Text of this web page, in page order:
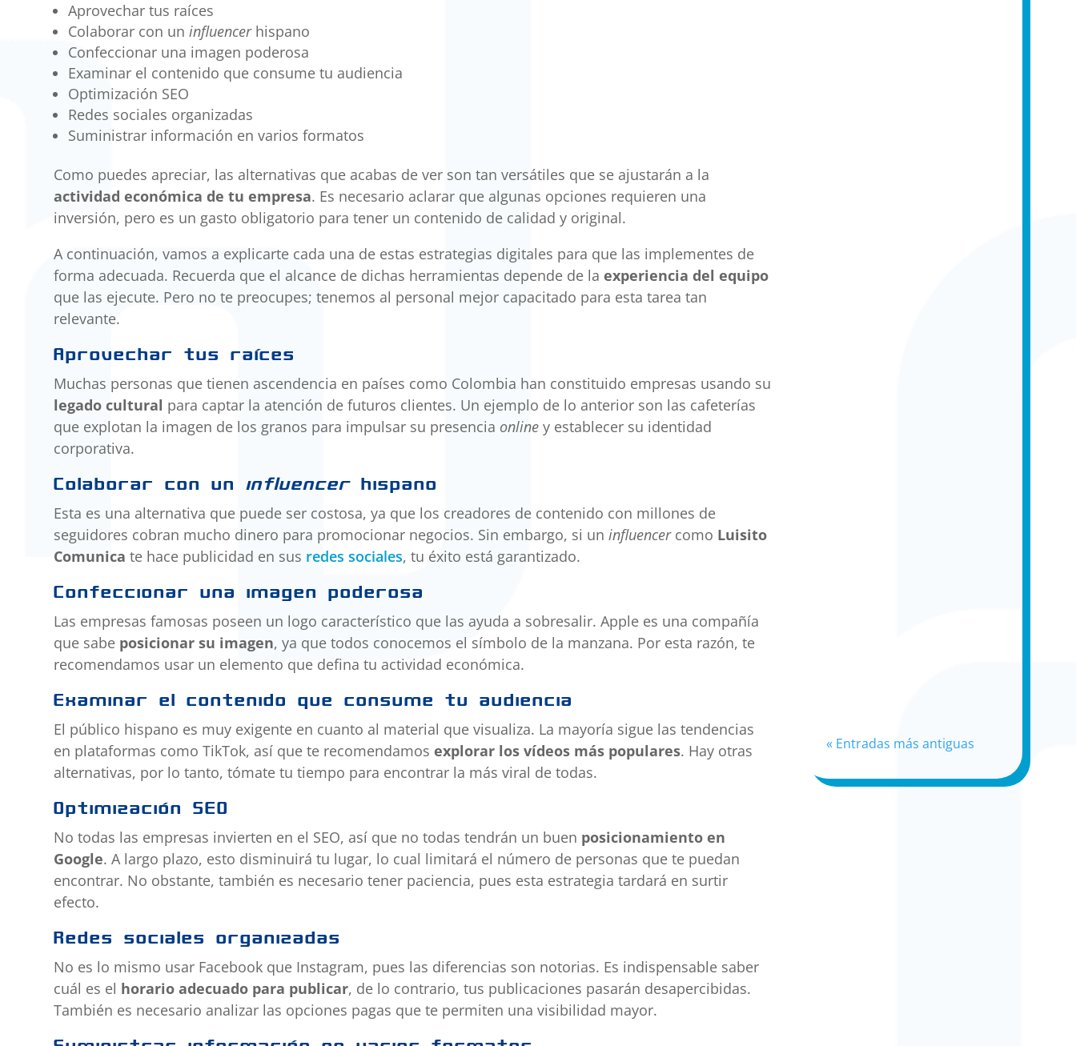
Aprovechar tus raíces
Colaborar con uninfluencerhispano
Confeccionar una imagen poderosa
Examinar el contenido que consume tu audiencia
Optimización SEO
Redes sociales organizadas
Suministrar información en varios formatos
Como puedes apreciar, las alternativas que acabas de ver son tan versátiles que se ajustarán a la
actividad económica de tu empresa. Es necesario aclarar que algunas opciones requieren una
inversión, pero es un gasto obligatorio para tener un contenido de calidad y original.
A continuación, vamos a explicarte cada una de estas estrategias digitales para que las implementes de
forma adecuada. Recuerda que el alcance de dichas herramientas depende de la experiencia del equipo
que las ejecute. Pero no te preocupes; tenemos al personal mejor capacitado para esta tarea tan
relevante.
Aprovechar tus raíces
Muchas personas que tienen ascendencia en países como Colombia han constituido empresas usando su
legado cultural para captar la atención de futuros clientes. Un ejemplo de lo anterior son las cafeterías
que explotan la imagen de los granos para impulsar su presencia online y establecer su identidad
corporativa.
Colaborar con uninfluencer hispano
Esta es una alternativa que puede ser costosa, ya que los creadores de contenido con millones de
seguidores cobran mucho dinero para promocionar negocios. Sin embargo, si uninfluencercomo Luisito
Comunica te hace publicidad en sus redes sociales, tu éxito está garantizado.
Confeccionar una imagen poderosa
Las empresas famosas poseen un logo característico que las ayuda a sobresalir. Apple es una compañía
que sabe posicionar su imagen, ya que todos conocemos el símbolo de la manzana. Por esta razón, te
recomendamos usar un elemento que defina tu actividad económica.
Examinar el contenido que consume tu audiencia
El público hispano es muy exigente en cuanto al material que visualiza. La mayoría sigue las tendencias
en plataformas como TikTok, así que te recomendamos explorar los vídeos más populares. Hay otras
alternativas, por lo tanto, tómate tu tiempo para encontrar la más viral de todas.
Optimización SEO
No todas las empresas invierten en el SEO, así que no todas tendrán un buen posicionamiento en
Google. A largo plazo, esto disminuirá tu lugar, lo cual limitará el número de personas que te puedan
encontrar. No obstante, también es necesario tener paciencia, pues esta estrategia tardará en surtir
efecto.
Redes sociales organizadas
No es lo mismo usar Facebook que Instagram, pues las diferencias son notorias. Es indispensable saber
cuál es el horario adecuado para publicar, de lo contrario, tus publicaciones pasarán desapercibidas.
También es necesario analizar las opciones pagas que te permiten una visibilidad mayor.
« Entradas más antiguas